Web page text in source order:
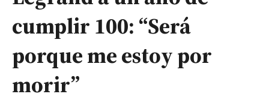
cumplir 100: “Será
porque me estoy por
morir”